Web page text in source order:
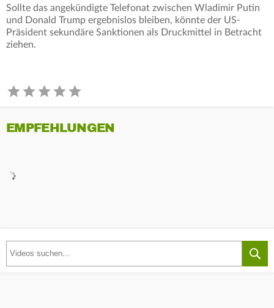
Sollte das angekündigte Telefonat zwischen Wladimir Putin
und Donald Trump ergebnislos bleiben, könnte der US-
Präsident sekundäre Sanktionen als Druckmittel in Betracht
ziehen.
EMPFEHLUNGEN